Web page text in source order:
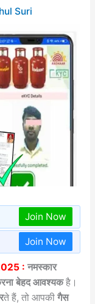
Suri
Join Now
Join Now
: नमस्कार
बेहद आवश्यकहै।
ते हैं, तो आपकीगैस